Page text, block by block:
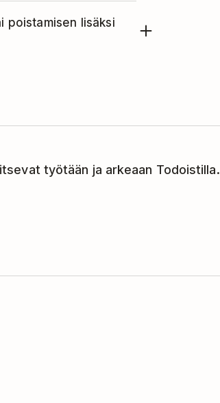
poistamisen lisäksi
työtään ja arkeaan Todoistilla.